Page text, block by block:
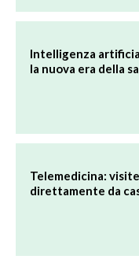
Intelligenza
la nuova era della
Telemedicina:
direttamente da